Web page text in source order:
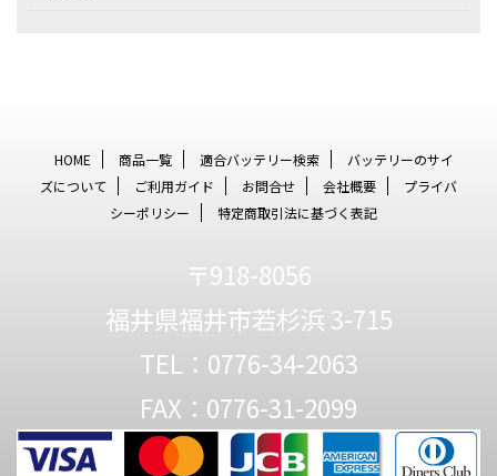
HOME 商品一覧 適合バッテリー検索
バッテリーのサイ
ズについて
ご利用ガイド お問合せ 会社概要
プライバ
シーポリシー
特定商取引法に基づく表記
〒918-8056
福井県福井市若杉浜 3-715
TEL：0776-34-2063
FAX：0776-31-2099